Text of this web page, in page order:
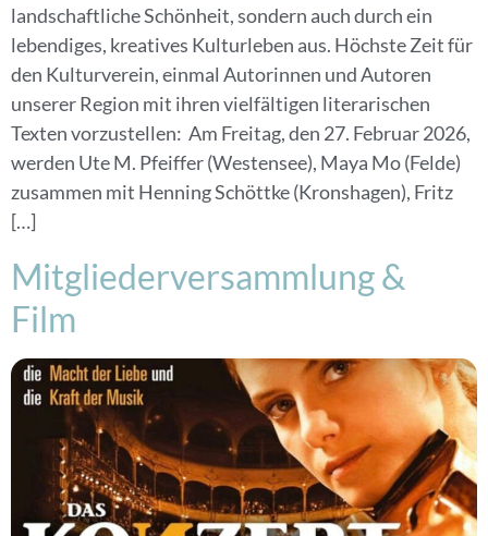
landschaftliche Schönheit, sondern auch durch ein
lebendiges, kreatives Kulturleben aus. Höchste Zeit für
den Kulturverein, einmal Autorinnen und Autoren
unserer Region mit ihren vielfältigen literarischen
Texten vorzustellen: Am Freitag, den 27. Februar 2026,
werden Ute M. Pfeiffer (Westensee), Maya Mo (Felde)
zusammen mit Henning Schöttke (Kronshagen), Fritz
[…]
Mitgliederversammlung &
Film